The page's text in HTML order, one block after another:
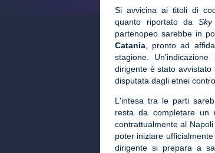
Si avvicina ai titoli di
quanto riportato da
partenopeo sarebbe in
Catania , pronto ad
stagione.
dirigente è stato avvistato
disputata dagli etnei
L'intesa tra le parti
resta da completare un
contrattualmente al
poter iniziare
dirigente si prepara a